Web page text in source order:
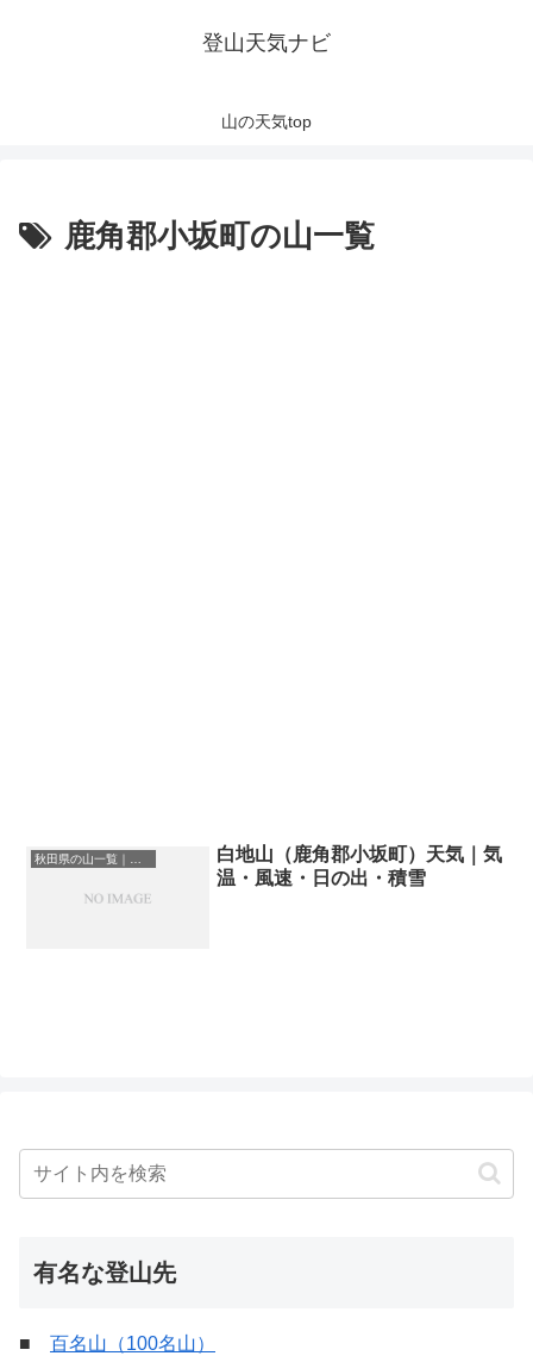
登山天気ナビ
山の天気top
鹿角郡小坂町の山一覧
白地山（鹿角郡小坂町）天気｜気
温・風速・日の出・積雪
有名な登山先
■ 百名山（100名山）